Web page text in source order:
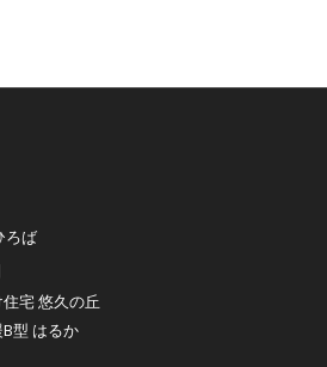
ろば
宅 悠久の丘
型 はるか